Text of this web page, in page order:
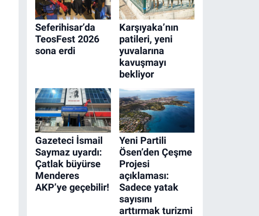
Seferihisar’da
TeosFest 2026
sona erdi
Karşıyaka’nın
patileri, yeni
yuvalarına
kavuşmayı
bekliyor
Gazeteci İsmail
Saymaz uyardı:
Çatlak büyürse
Menderes
AKP’ye geçebilir!
Yeni Partili
Ösen’den Çeşme
Projesi
açıklaması:
Sadece yatak
sayısını
arttırmak turizmi